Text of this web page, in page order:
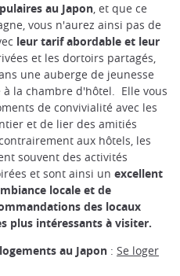
au Japon, et que ce
vous n'aurez ainsi pas de
leur tarif abordable et leur
et les dortoirs partagés,
une auberge de jeunesse
la chambre d'hôtel. Elle vous
de convivialité avec les
et de lier des amitiés
aux hôtels, les
souvent des activités
et sont ainsi un excellent
locale et de
des locaux
plus intéressants à visiter.
au Japon : Se loger